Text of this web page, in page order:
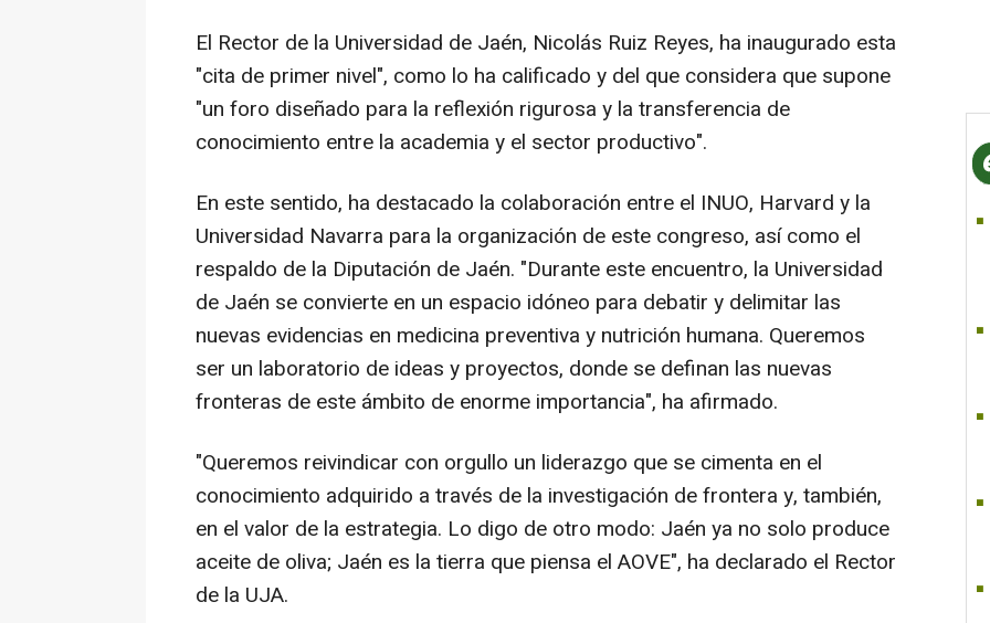
El Rector de la Universidad de Jaén, Nicolás Ruiz Reyes, ha inaugurado esta
"cita de primer nivel", como lo ha calificado y del que considera que supone
"un foro diseñado para la reflexión rigurosa y la transferencia de
conocimiento entre la academia y el sector productivo".
En este sentido, ha destacado la colaboración entre el INUO, Harvard y la
Universidad Navarra para la organización de este congreso, así como el
respaldo de la Diputación de Jaén. "Durante este encuentro, la Universidad
de Jaén se convierte en un espacio idóneo para debatir y delimitar las
nuevas evidencias en medicina preventiva y nutrición humana. Queremos
ser un laboratorio de ideas y proyectos, donde se definan las nuevas
fronteras de este ámbito de enorme importancia", ha afirmado.
"Queremos reivindicar con orgullo un liderazgo que se cimenta en el
conocimiento adquirido a través de la investigación de frontera y, también,
en el valor de la estrategia. Lo digo de otro modo: Jaén ya no solo produce
aceite de oliva; Jaén es la tierra que piensa el AOVE", ha declarado el Rector
de la UJA.